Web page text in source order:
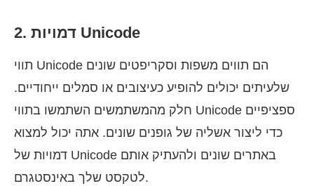
2. דמויות Unicode
תווי Unicode הם תווים משפות וסקריפטים שונים
שלעיתים יכולים להופיע כעיצובים או סמלים ייחודיים.
חלק מהמשתמשים השתמשו בתווי Unicode ספציפיים
כדי ליצור אשליה של גופנים שונים. אתה יכול למצוא
דמויות של Unicode באתרים שונים ולהעתיק אותם
לטקסט שלך באינסטגרם.